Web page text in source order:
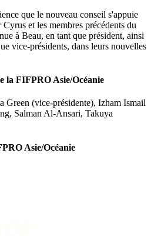
que le nouveau conseil s'appuie
et les membres précédents du
à Beau, en tant que président, ainsi
vice-présidents, dans leurs nouvelles
la FIFPRO Asie/Océanie
Green (vice-présidente), Izham Ismail
Salman Al-Ansari, Takuya
Asie/Océanie